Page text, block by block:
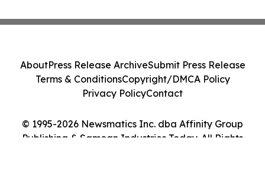
© 1995-2026 Newsmatics Inc. dba Affinity Group
Publishing & Samoan Industries Today. All Rights
AboutPress Release ArchiveSubmit Press Release
Terms & ConditionsCopyright/DMCA Policy
Privacy PolicyContact